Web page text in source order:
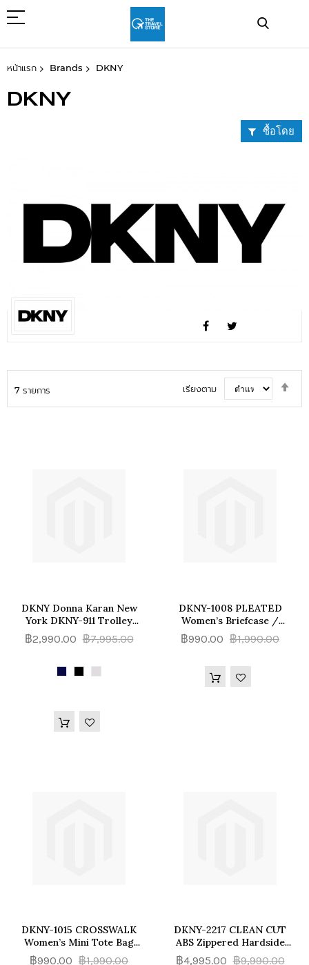
ไป
หน้าแรก Brands DKNY
DKNY
7 รายการ เรียงตาม
ตาม
DKNY Donna Karan New
York DKNY-911 Trolley
Hardside Case | Spinner
Luggage กระเป๋าเดินทาง ล้อ
฿2,990.00 ฿7,995.00
DKNY-1008 PLEATED
Women’s Briefcase /
Toiletry Bag / Cosmetic
Bag / Medium Loaf
฿990.00 ฿1,990.00
DKNY-1015 CROSSWALK
Women’s Mini Tote Bag
(DA640CW3) / Large T
฿990.00 ฿1,990.00
DKNY-2217 CLEAN CUT
ABS Zippered Hardside
Luggage กระเป๋าเดินทางล้อ
฿4,995.00 ฿9,990.00
ซื้อโดย